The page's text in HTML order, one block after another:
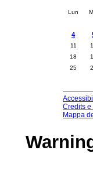
Lun
4
11
18
25
Credits e
Mappa